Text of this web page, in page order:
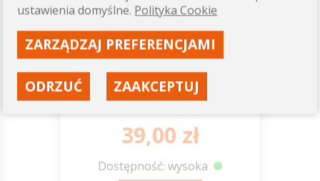
Podbiał
EQUIHERBS
39,00 zł
Dostępność: wysoka
ustawienia domyślne. Polityka Cookie
ZARZĄDZAJ PREFERENCJAMI
ODRZUĆ ZAAKCEPTUJ